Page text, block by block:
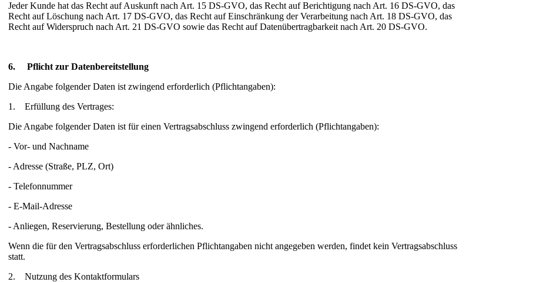
Jeder Kunde hat das Recht auf Auskunft nach Art. 15 DS-GVO, das Recht auf Berichtigung nach Art. 16 DS-GVO, das
Recht auf Löschung nach Art. 17 DS-GVO, das Recht auf Einschränkung der Verarbeitung nach Art. 18 DS-GVO, das
Recht auf Widerspruch nach Art. 21 DS-GVO sowie das Recht auf Datenübertragbarkeit nach Art. 20 DS-GVO.
6. Pflicht zur Datenbereitstellung
Die Angabe folgender Daten ist zwingend erforderlich (Pflichtangaben):
1. Erfüllung des Vertrages:
Die Angabe folgender Daten ist für einen Vertragsabschluss zwingend erforderlich (Pflichtangaben):
- Vor- und Nachname
- Adresse (Straße, PLZ, Ort)
- Telefonnummer
- E-Mail-Adresse
- Anliegen, Reservierung, Bestellung oder ähnliches.
Wenn die für den Vertragsabschluss erforderlichen Pflichtangaben nicht angegeben werden, findet kein Vertragsabschluss
statt.
2. Nutzung des Kontaktformulars